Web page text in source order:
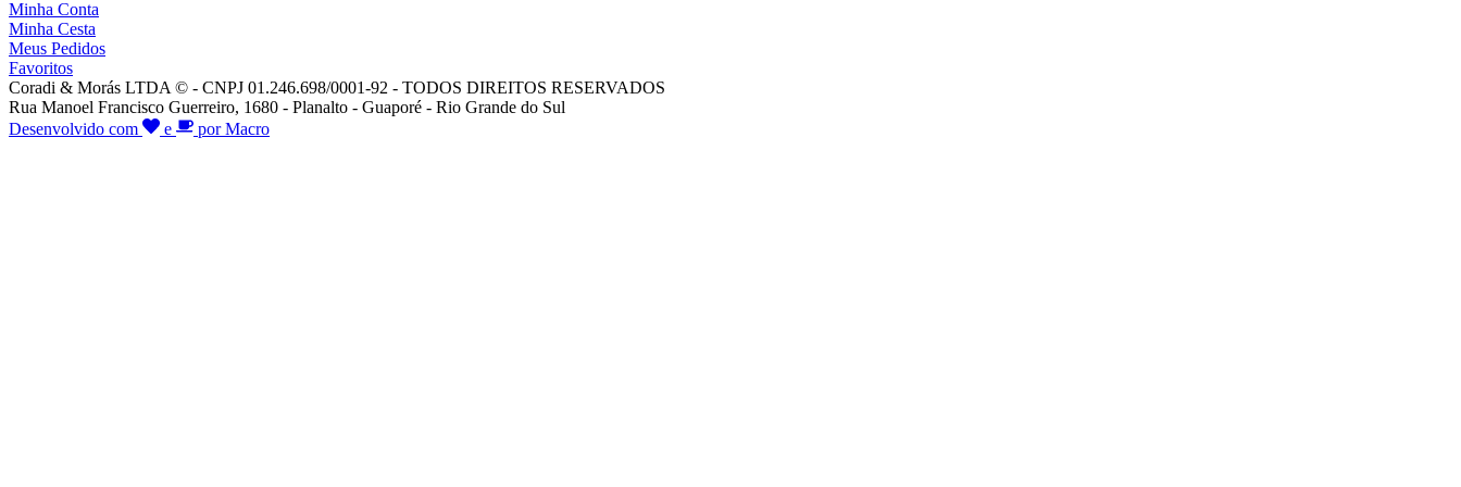
Minha Conta
Minha Cesta
Meus Pedidos
Favoritos
Coradi & Morás LTDA © - CNPJ 01.246.698/0001-92 - TODOS DIREITOS RESERVADOS
Rua Manoel Francisco Guerreiro, 1680 - Planalto - Guaporé - Rio Grande do Sul
Desenvolvido com
e por Macro